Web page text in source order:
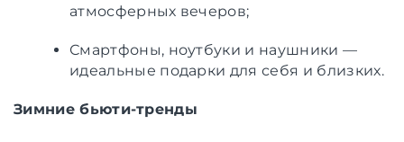
атмосферных вечеров;
Смартфоны, ноутбуки и наушники —
идеальные подарки для себя и близких.
Зимние бьюти-тренды